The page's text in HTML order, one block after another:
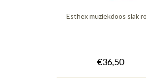
Esthex muziekdoos slak
€36,50